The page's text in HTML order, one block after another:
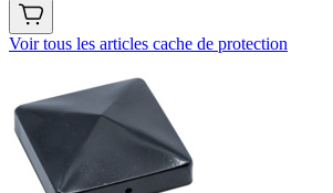
Voir tous les articles cache de protection